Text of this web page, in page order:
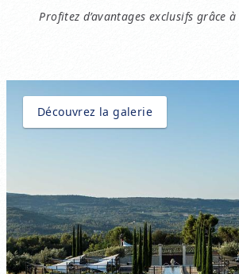
Profitez d’avantages exclusifs grâce
Découvrez la galerie